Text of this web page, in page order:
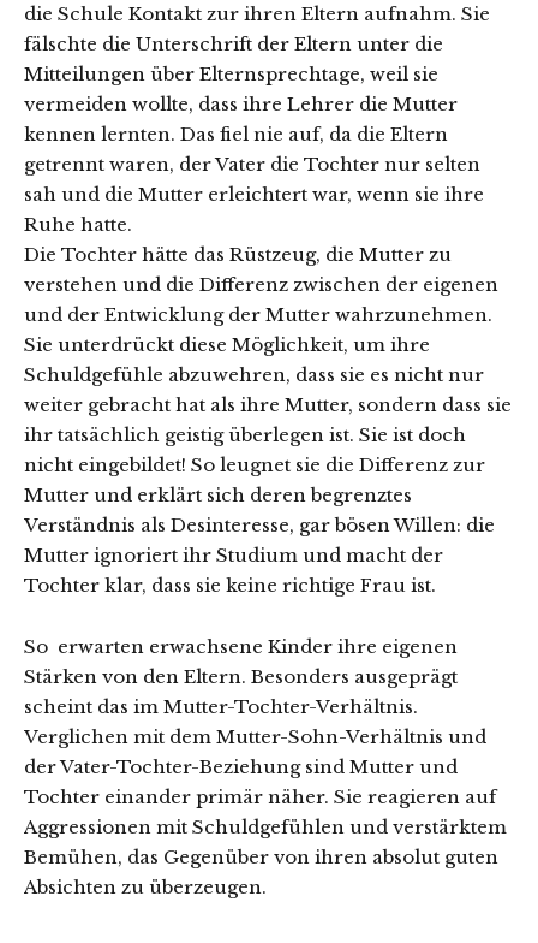
die Schule Kontakt zur ihren Eltern aufnahm. Sie
fälschte die Unterschrift der Eltern unter die
Mitteilungen über Elternsprechtage, weil sie
vermeiden wollte, dass ihre Lehrer die Mutter
kennen lernten. Das fiel nie auf, da die Eltern
getrennt waren, der Vater die Tochter nur selten
sah und die Mutter erleichtert war, wenn sie ihre
Ruhe hatte.
Die Tochter hätte das Rüstzeug, die Mutter zu
verstehen und die Differenz zwischen der eigenen
und der Entwicklung der Mutter wahrzunehmen.
Sie unterdrückt diese Möglichkeit, um ihre
Schuldgefühle abzuwehren, dass sie es nicht nur
weiter gebracht hat als ihre Mutter, sondern dass sie
ihr tatsächlich geistig überlegen ist. Sie ist doch
nicht eingebildet! So leugnet sie die Differenz zur
Mutter und erklärt sich deren begrenztes
Verständnis als Desinteresse, gar bösen Willen: die
Mutter ignoriert ihr Studium und macht der
Tochter klar, dass sie keine richtige Frau ist.
So erwarten erwachsene Kinder ihre eigenen
Stärken von den Eltern. Besonders ausgeprägt
scheint das im Mutter-Tochter-Verhältnis.
Verglichen mit dem Mutter-Sohn-Verhältnis und
der Vater-Tochter-Beziehung sind Mutter und
Tochter einander primär näher. Sie reagieren auf
Aggressionen mit Schuldgefühlen und verstärktem
Bemühen, das Gegenüber von ihren absolut guten
Absichten zu überzeugen.